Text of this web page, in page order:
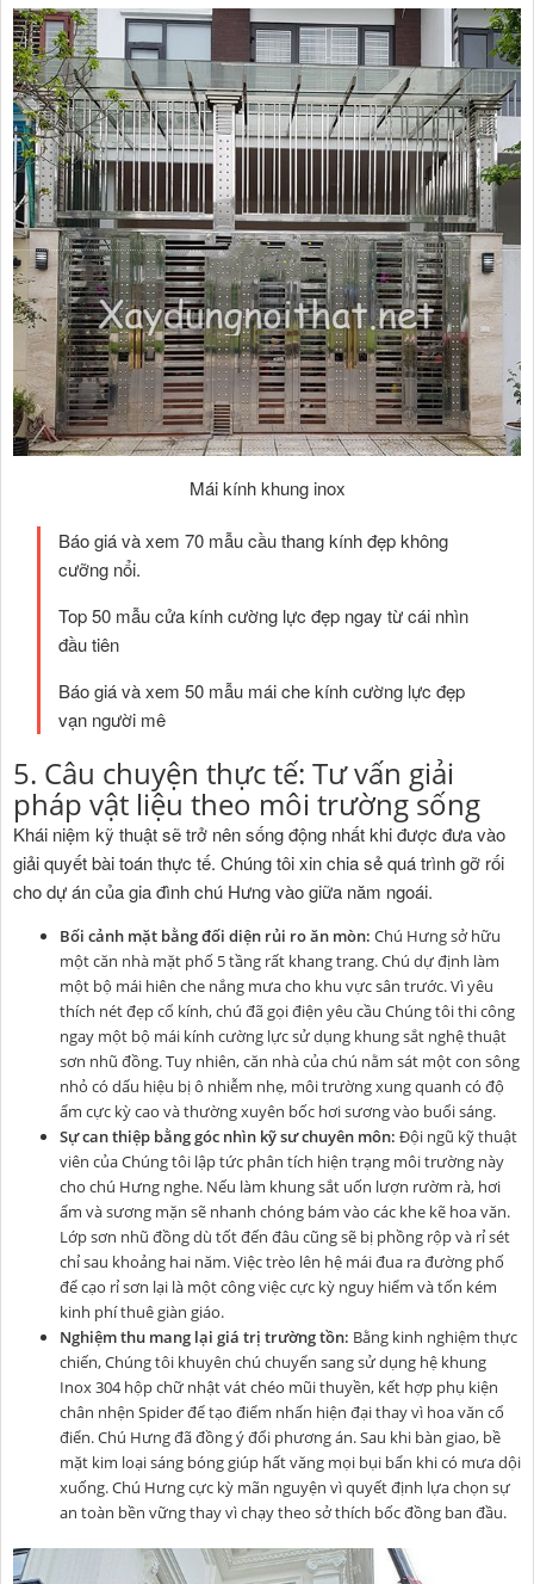
Mái kính khung inox
Báo giá và xem 70 mẫu cầu thang kính đẹp không
cưỡng nổi.
Top 50 mẫu cửa kính cường lực đẹp ngay từ cái nhìn
đầu tiên
Báo giá và xem 50 mẫu mái che kính cường lực đẹp
vạn người mê
5. Câu chuyện thực tế: Tư vấn giải
pháp vật liệu theo môi trường sống
Khái niệm kỹ thuật sẽ trở nên sống động nhất khi được đưa vào
giải quyết bài toán thực tế. Chúng tôi xin chia sẻ quá trình gỡ rối
cho dự án của gia đình chú Hưng vào giữa năm ngoái.
Bối cảnh mặt bằng đối diện rủi ro ăn mòn: Chú Hưng sở hữu
một căn nhà mặt phố 5 tầng rất khang trang. Chú dự định làm
một bộ mái hiên che nắng mưa cho khu vực sân trước. Vì yêu
thích nét đẹp cổ kính, chú đã gọi điện yêu cầu Chúng tôi thi công
ngay một bộ mái kính cường lực sử dụng khung sắt nghệ thuật
sơn nhũ đồng. Tuy nhiên, căn nhà của chú nằm sát một con sông
nhỏ có dấu hiệu bị ô nhiễm nhẹ, môi trường xung quanh có độ
ẩm cực kỳ cao và thường xuyên bốc hơi sương vào buổi sáng.
Sự can thiệp bằng góc nhìn kỹ sư chuyên môn: Đội ngũ kỹ thuật
viên của Chúng tôi lập tức phân tích hiện trạng môi trường này
cho chú Hưng nghe. Nếu làm khung sắt uốn lượn rườm rà, hơi
ẩm và sương mặn sẽ nhanh chóng bám vào các khe kẽ hoa văn.
Lớp sơn nhũ đồng dù tốt đến đâu cũng sẽ bị phồng rộp và rỉ sét
chỉ sau khoảng hai năm. Việc trèo lên hệ mái đua ra đường phố
để cạo rỉ sơn lại là một công việc cực kỳ nguy hiểm và tốn kém
kinh phí thuê giàn giáo.
Nghiệm thu mang lại giá trị trường tồn: Bằng kinh nghiệm thực
chiến, Chúng tôi khuyên chú chuyển sang sử dụng hệ khung
Inox 304 hộp chữ nhật vát chéo mũi thuyền, kết hợp phụ kiện
chân nhện Spider để tạo điểm nhấn hiện đại thay vì hoa văn cổ
điển. Chú Hưng đã đồng ý đổi phương án. Sau khi bàn giao, bề
mặt kim loại sáng bóng giúp hất văng mọi bụi bẩn khi có mưa dội
xuống. Chú Hưng cực kỳ mãn nguyện vì quyết định lựa chọn sự
an toàn bền vững thay vì chạy theo sở thích bốc đồng ban đầu.